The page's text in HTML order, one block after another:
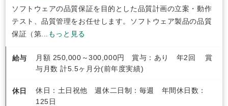
ソフトウェアの品質保証を目的とした品質計画の立案・動作
テスト、品質管理をお任せします。ソフトウェア製品の品質
保証（第...
もっと見る
給与
月額 250,000～300,000円 賞与：あり 年2回 賞
与月数 計5.5ヶ月分(前年度実績)
休日
休日：土日祝他 週休二日制：毎週 年間休日数：
125日